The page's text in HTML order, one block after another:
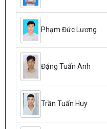
Phạm Đức Lương
Đặng Tuấn Anh
Trần Tuấn Huy